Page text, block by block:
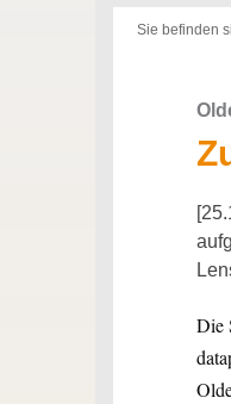
Sie befinden
Die